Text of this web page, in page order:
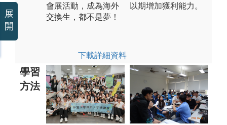
會展活動，成為海外
交換生，都不是夢！
下載詳細資料
以期增加獲利能力。
學習
方法
展
開